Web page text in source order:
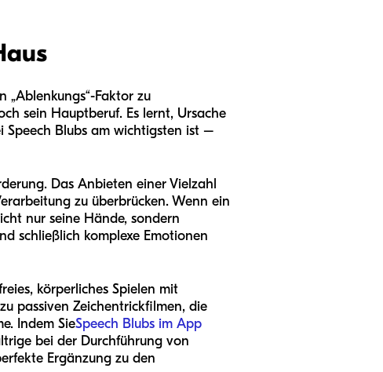
Faktor zu
sein Hauptberuf. Es lernt, Ursache
Speech Blubs am wichtigsten ist –
Das Anbieten einer Vielzahl
zu überbrücken. Wenn ein
nur seine Hände, sondern
schließlich komplexe Emotionen
körperliches Spielen mit
passiven Zeichentrickfilmen, die
Indem SieSpeech Blubs im App
bei der Durchführung von
Ergänzung zu den